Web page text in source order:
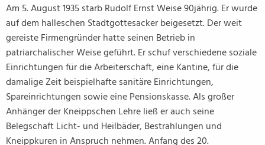
Am 5. August 1935 starb Rudolf Ernst Weise 90jährig. Er wurde
auf dem halleschen Stadtgottesacker beigesetzt. Der weit
gereiste Firmengründer hatte seinen Betrieb in
patriarchalischer Weise geführt. Er schuf verschiedene soziale
Einrichtungen für die Arbeiterschaft, eine Kantine, für die
damalige Zeit beispielhafte sanitäre Einrichtungen,
Spareinrichtungen sowie eine Pensionskasse. Als großer
Anhänger der Kneippschen Lehre ließ er auch seine
Belegschaft Licht- und Heilbäder, Bestrahlungen und
Kneippkuren in Anspruch nehmen. Anfang des 20.